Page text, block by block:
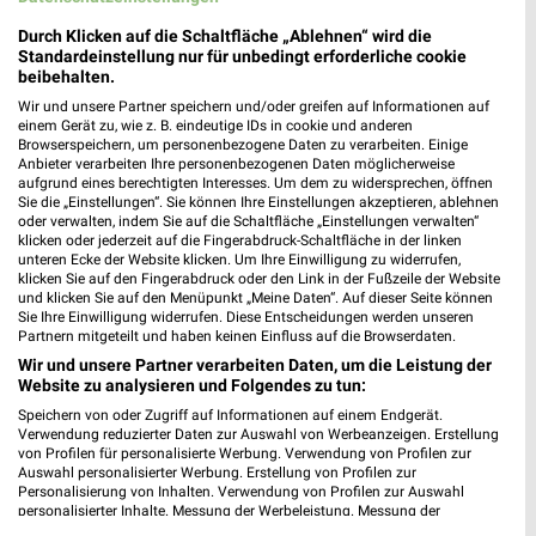
bofrost* Filialen & Öffnungszeiten in
folgenden Städten
› bofrost* in Dortmund
› bofrost* in Essen
› bofrost* in Nürnberg
› bofrost* in Duisburg
› bofrost* in Wuppertal
› bofrost* in Mannheim
› bofrost* in Augsburg
› bofrost* in Braunschweig
› bofrost* in Lübeck
› bofrost* in Kassel
› bofrost* in Herne
› bofrost* in Osnabrück
› bofrost* in Darmstadt
Durch Klicken auf die Schaltfläche „Ablehnen“ wird die
Standardeinstellung nur für unbedingt erforderliche cookie
beibehalten.
Wir und unsere Partner speichern und/oder greifen auf Informationen auf
einem Gerät zu, wie z. B. eindeutige IDs in cookie und anderen
Browserspeichern, um personenbezogene Daten zu verarbeiten. Einige
Anbieter verarbeiten Ihre personenbezogenen Daten möglicherweise
aufgrund eines berechtigten Interesses. Um dem zu widersprechen, öffnen
Sie die „Einstellungen“. Sie können Ihre Einstellungen akzeptieren, ablehnen
oder verwalten, indem Sie auf die Schaltfläche „Einstellungen verwalten“
klicken oder jederzeit auf die Fingerabdruck-Schaltfläche in der linken
unteren Ecke der Website klicken. Um Ihre Einwilligung zu widerrufen,
klicken Sie auf den Fingerabdruck oder den Link in der Fußzeile der Website
und klicken Sie auf den Menüpunkt „Meine Daten“. Auf dieser Seite können
Sie Ihre Einwilligung widerrufen. Diese Entscheidungen werden unseren
Partnern mitgeteilt und haben keinen Einfluss auf die Browserdaten.
Wir und unsere Partner verarbeiten Daten, um die Leistung der
Website zu analysieren und Folgendes zu tun:
Speichern von oder Zugriff auf Informationen auf einem Endgerät.
Verwendung reduzierter Daten zur Auswahl von Werbeanzeigen. Erstellung
von Profilen für personalisierte Werbung. Verwendung von Profilen zur
Auswahl personalisierter Werbung. Erstellung von Profilen zur
Personalisierung von Inhalten. Verwendung von Profilen zur Auswahl
personalisierter Inhalte. Messung der Werbeleistung. Messung der